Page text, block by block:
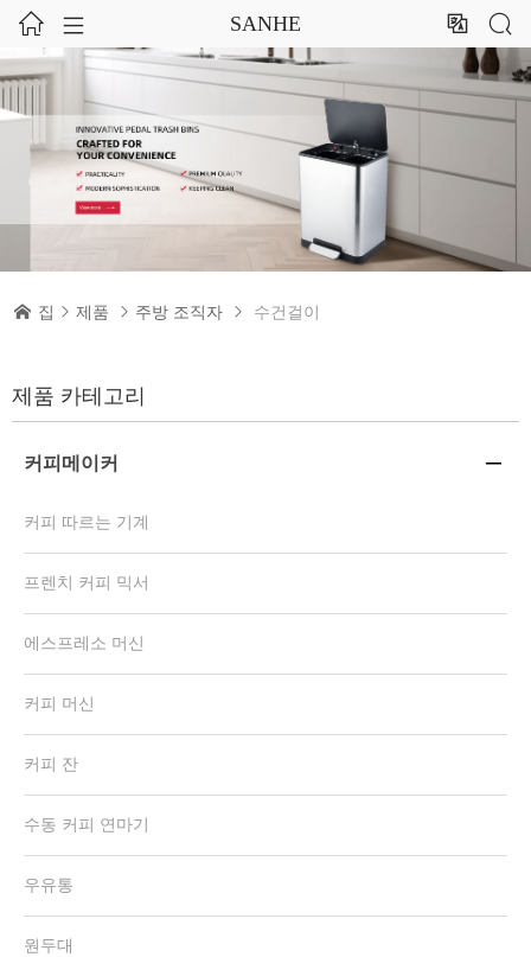
  SANHE  
 집  제품  주방 조직자  수건걸이
제품 카테고리
커피메이커 
커피 따르는 기계
프렌치 커피 믹서
에스프레소 머신
커피 머신
커피 잔
수동 커피 연마기
우유통
원두대